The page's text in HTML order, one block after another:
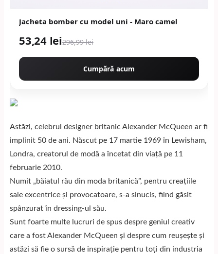
Jacheta bomber cu model uni - Maro camel
53,24 lei296,99 lei
Cumpără acum
Astăzi, celebrul designer britanic Alexander McQueen ar fi
implinit 50 de ani. Născut pe 17 martie 1969 în Lewisham,
Londra, creatorul de modă a încetat din viață pe 11
februarie 2010.
Numit „băiatul rău din moda britanică”, pentru creaţiile
sale excentrice și provocatoare, s-a sinucis, fiind găsit
spânzurat în dressing-ul său.
Sunt foarte multe lucruri de spus despre geniul creativ
care a fost Alexander McQueen și despre cum reușește și
astăzi să fie o sursă de inspirație pentru toți din industria